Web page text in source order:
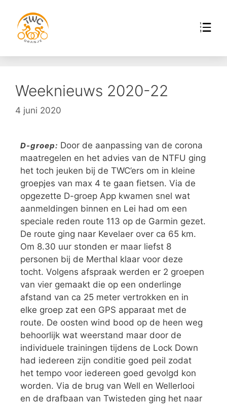
Weeknieuws 2020-22
4 juni 2020
D-groep: Door de aanpassing van de corona
maatregelen en het advies van de NTFU ging
het toch jeuken bij de TWC’ers om in kleine
groepjes van max 4 te gaan fietsen. Via de
opgezette D-groep App kwamen snel wat
aanmeldingen binnen en Lei had om een
speciale reden route 113 op de Garmin gezet.
De route ging naar Kevelaer over ca 65 km.
Om 8.30 uur stonden er maar liefst 8
personen bij de Merthal klaar voor deze
tocht. Volgens afspraak werden er 2 groepen
van vier gemaakt die op een onderlinge
afstand van ca 25 meter vertrokken en in
elke groep zat een GPS apparaat met de
route. De oosten wind bood op de heen weg
behoorlijk wat weerstand maar door de
individuele trainingen tijdens de Lock Down
had iedereen zijn conditie goed peil zodat
het tempo voor iedereen goed gevolgd kon
worden. Via de brug van Well en Wellerlooi
en de drafbaan van Twisteden ging het naar